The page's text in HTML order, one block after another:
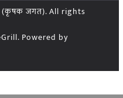
(कृषक जगत). All rights
Powered by